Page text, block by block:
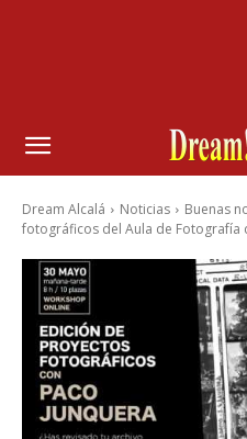
Dream Alcalá Noticias Buenas
fotográficos del Aula de Fotografía